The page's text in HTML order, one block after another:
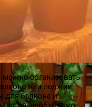
можно организовать
или лоджии.
для балкона и
необходимо